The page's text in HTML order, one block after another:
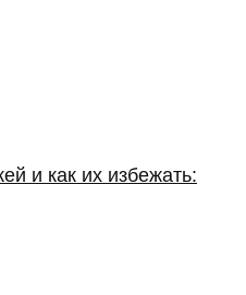
и как их избежать: